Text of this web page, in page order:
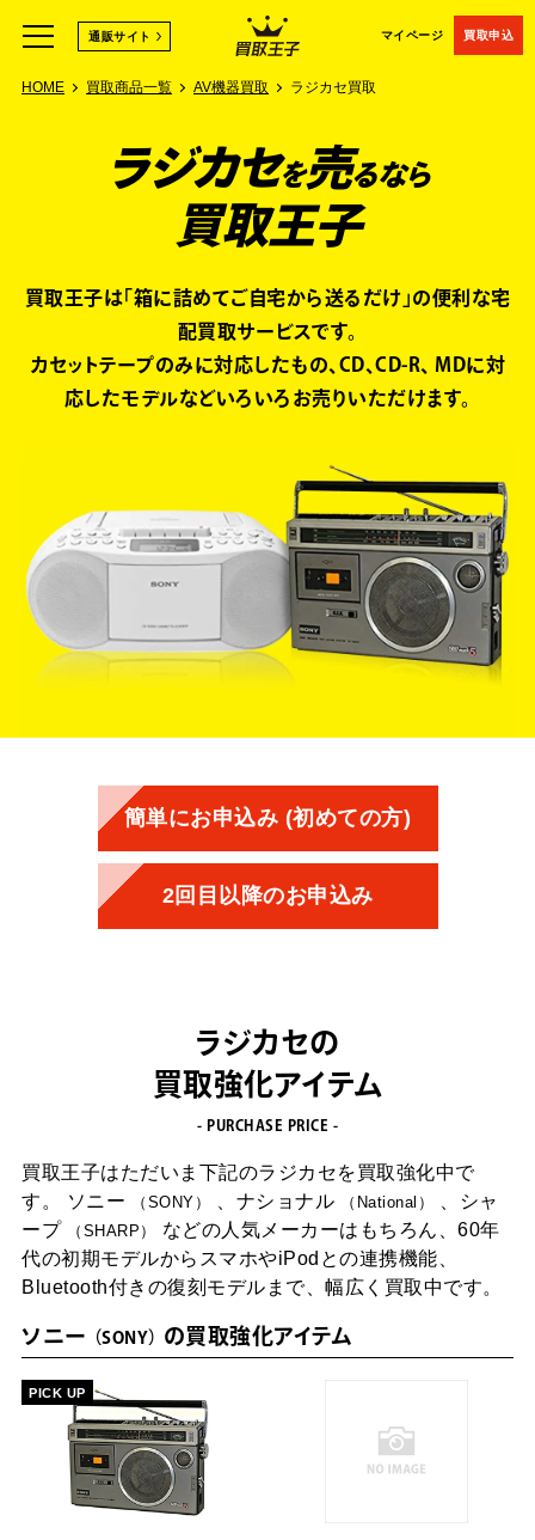
マイページ 買取申込
通販サイト
HOME 買取商品一覧 AV機器買取 ラジカセ買取
ラジカセを売るなら
買取王子
買取王子は「箱に詰めてご自宅から送るだけ」の便利な宅
配買取サービスです。
カセットテープのみに対応したもの、CD、CD-R、 MDに対
応したモデルなど いろいろお売りいただけます。
簡単にお申込み (初めての方)
2回目以降のお申込み
ラジカセの
買取強化アイテム
- PURCHASE PRICE -
買取王子はただいま下記のラジカセを買取強化中で
す。
ソニー SONY 、ナショナル National
、シャ
ープ
SHARP などの人気メーカーはもちろん、 60年
代の初期モデルからスマホやiPodとの連携機能、
Bluetooth付きの復刻モデルまで、幅広く買取中です。
ソニー SONY の買取強化アイテム
PICK UP